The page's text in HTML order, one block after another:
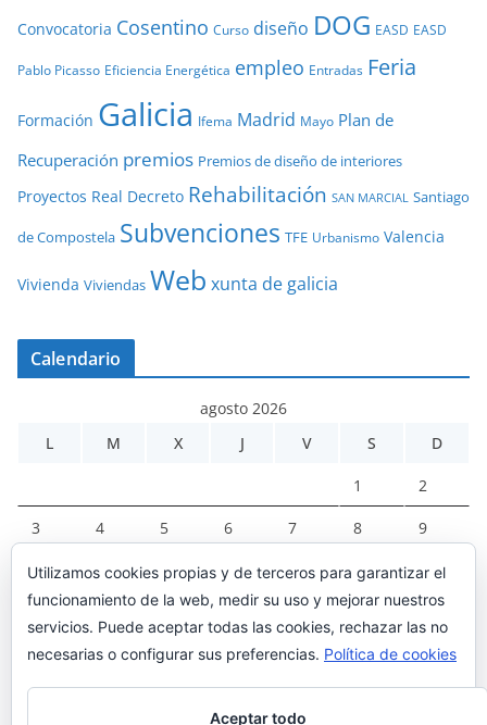
Convocatoria Cosentino Curso diseño DOG EASD EASD
Pablo Picasso Eficiencia Energética empleo Entradas Feria
Formación Galicia Ifema Madrid Mayo Plan de
Recuperación premios Premios de diseño de interiores
Proyectos Real Decreto Rehabilitación SAN MARCIAL Santiago
de Compostela Subvenciones TFE Urbanismo Valencia
Vivienda Viviendas Web xunta de galicia
Calendario
agosto 2026
L
M X J V S D
1 2
3 4 5 6 7 8 9
10 11 12 13 14 15 16
17 18 19 20 21 22 23
24 25 26 27 28 29 30
Utilizamos cookies propias y de terceros para garantizar el
funcionamiento de la web, medir su uso y mejorar nuestros
servicios. Puede aceptar todas las cookies, rechazar las no
necesarias o configurar sus preferencias. Política de cookies
Aceptar todo